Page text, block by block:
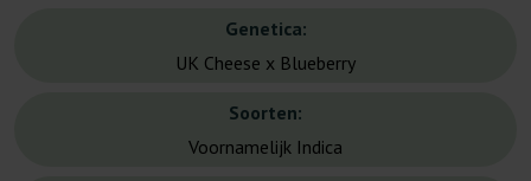
Genetica:
UK Cheese x Blueberry
Soorten:
Voornamelijk Indica